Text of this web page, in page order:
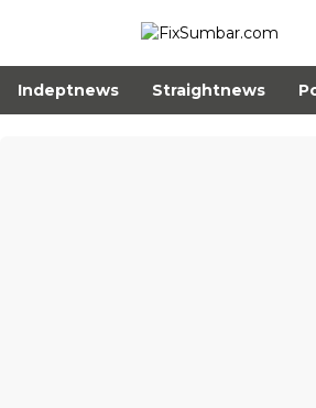
Indeptnews Straightnews